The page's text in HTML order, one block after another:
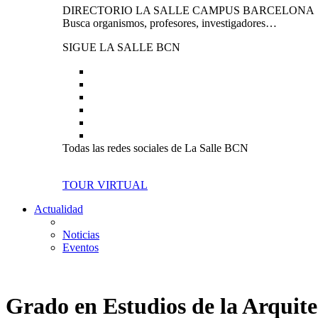
DIRECTORIO LA SALLE CAMPUS BARCELONA
Busca organismos, profesores, investigadores…
SIGUE LA SALLE BCN
Todas las redes sociales de La Salle BCN
TOUR VIRTUAL
Actualidad
Noticias
Eventos
Grado en Estudios de la